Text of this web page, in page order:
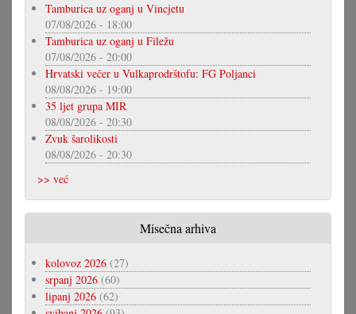
Tamburica uz oganj u Vincjetu
07/08/2026 - 18:00
Tamburica uz oganj u Filežu
07/08/2026 - 20:00
Hrvatski večer u Vulkaprodrštofu: FG Poljanci
08/08/2026 - 19:00
35 ljet grupa MIR
08/08/2026 - 20:30
Zvuk šarolikosti
08/08/2026 - 20:30
>> već
Misečna arhiva
kolovoz 2026 (27)
srpanj 2026 (60)
lipanj 2026 (62)